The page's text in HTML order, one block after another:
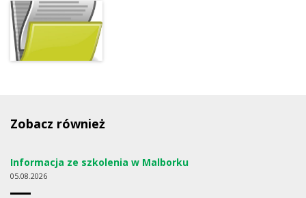
Zobacz również
Informacja ze szkolenia w Malborku
05 08.2026